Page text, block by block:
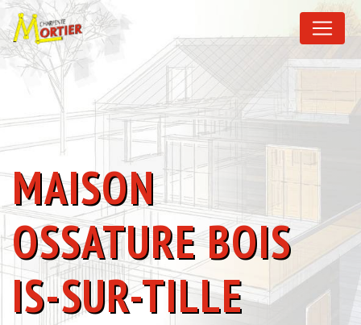
MAISON
OSSATURE BOIS
IS-SUR-TILLE
Panneau de gestion des cookies